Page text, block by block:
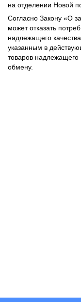
на отделении Новой
Согласно Закону «О
может отказать
надлежащего
указанным в
товаров надлежащего
обмену.